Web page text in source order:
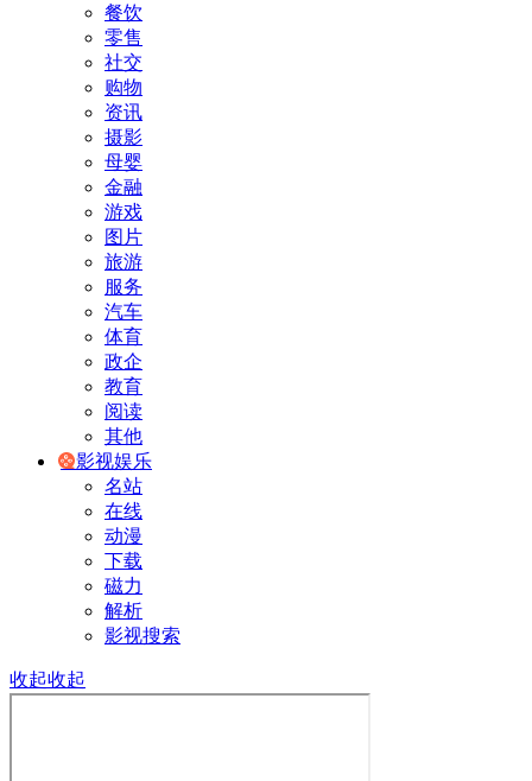
餐饮
零售
社交
购物
资讯
摄影
母婴
金融
游戏
图片
旅游
服务
汽车
体育
政企
教育
阅读
其他
影视娱乐
名站
在线
动漫
下载
磁力
解析
影视搜索
收起收起